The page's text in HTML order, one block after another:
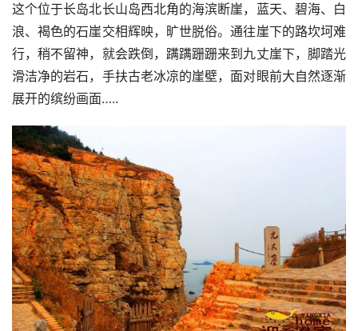
这个位于长岛北长山岛西北角的海滨断崖，蓝天、碧海、白
浪、褐色的石崖交相辉映，旷世脱俗。通往崖下的路坎坷难
行，稍不留神，就会跌倒，蹒蹒跚跚来到九丈崖下，脚踏光
滑洁净的岩石，手扶古老冰凉的崖壁，面对眼前大自然逐渐
展开的缤纷画面…..